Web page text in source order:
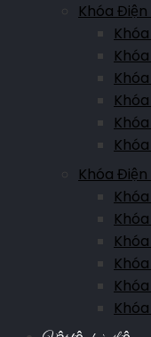
Khóa
Khóa